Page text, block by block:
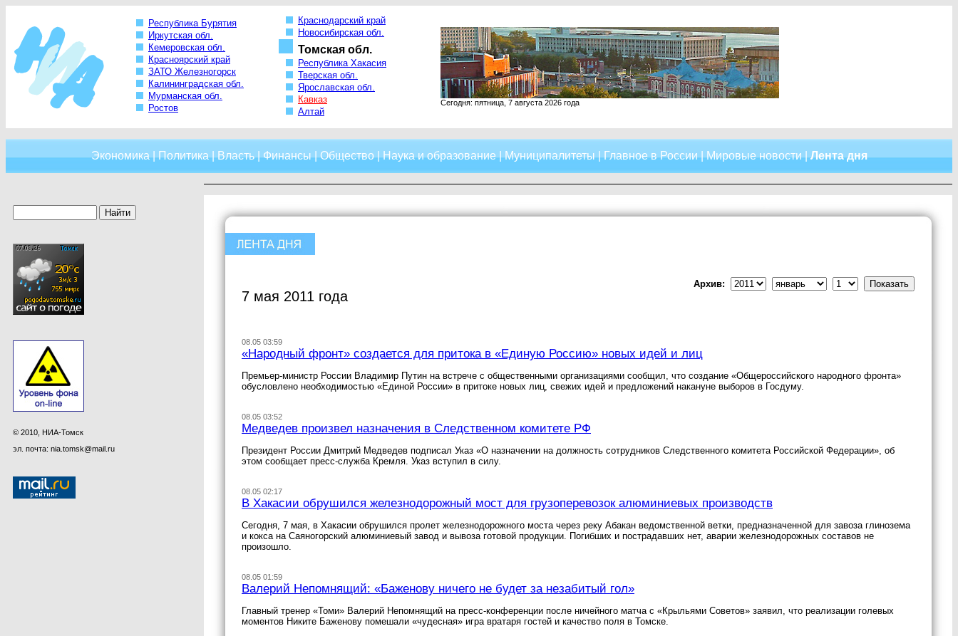
Республика Бурятия
Иркутская обл.
Кемеровская обл.
Красноярский край
ЗАТО Железногорск
Калининградская обл.
Мурманская обл.
Ростов
Краснодарский край
Новосибирская обл.
Томская обл.
Республика Хакасия
Тверская обл.
Ярославская обл.
Кавказ
Алтай
Сегодня: пятница, 7 августа 2026 года
Экономика|Политика|Власть|Финансы|Общество|Наука и образование|Муниципалитеты|Главное в России|Мировые новости|Лента дня
© 2010, НИА-Томск
эл. почта: nia.tomsk@mail.ru
7 мая 2011 года
Архив:
08.05 03:59
«Народный фронт» создается для притока в «Единую Россию» новых идей и лиц
Премьер-министр России Владимир Путин на встрече с общественными организациями сообщил, что создание «Общероссийского народного фронта»
обусловлено необходимостью «Единой России» в притоке новых лиц, свежих идей и предложений накануне выборов в Госдуму.
08.05 03:52
Медведев произвел назначения в Следственном комитете РФ
Президент России Дмитрий Медведев подписал Указ «О назначении на должность сотрудников Следственного комитета Российской Федерации», об
этом сообщает пресс-служба Кремля. Указ вступил в силу.
08.05 02:17
В Хакасии обрушился железнодорожный мост для грузоперевозок алюминиевых производств
Сегодня, 7 мая, в Хакасии обрушился пролет железнодорожного моста через реку Абакан ведомственной ветки, предназначенной для завоза глинозема
и кокса на Саяногорский алюминиевый завод и вывоза готовой продукции. Погибших и пострадавших нет, аварии железнодорожных составов не
произошло.
08.05 01:59
Валерий Непомнящий: «Баженову ничего не будет за незабитый гол»
Главный тренер «Томи» Валерий Непомнящий на пресс-конференции после ничейного матча с «Крыльями Советов» заявил, что реализации голевых
моментов Никите Баженову помешали «чудесная» игра вратаря гостей и качество поля в Томске.